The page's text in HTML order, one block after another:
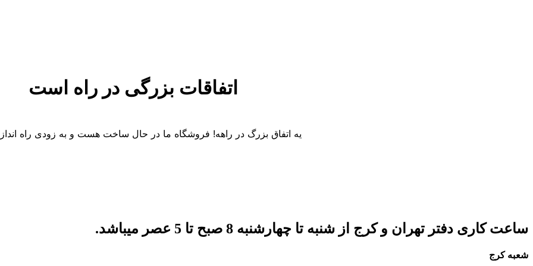
اتفاقات بزرگی در راه است
یه اتفاق بزرگ در راهه! فروشگاه ما در حال ساخت هست و به زودی راه
ساعت کاری دفتر تهران و کرج از شنبه تا چهارشنبه 8 صبح تا 5 عصر میباشد.
شعبه کرج